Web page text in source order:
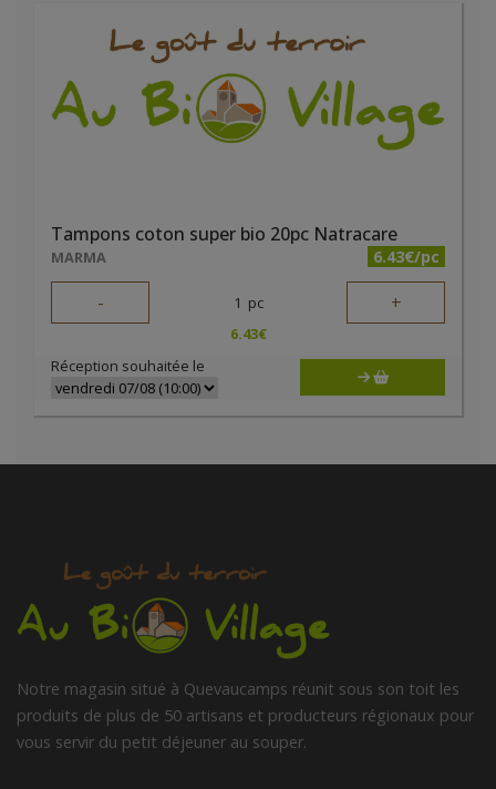
Tampons coton super bio 20pc Natracare
MARMA 6.43€/pc
- 1 pc +
6.43€
Réception souhaitée le
Notre magasin situé à Quevaucamps réunit sous son toit les
produits de plus de 50 artisans et producteurs régionaux pour
vous servir du petit déjeuner au souper.